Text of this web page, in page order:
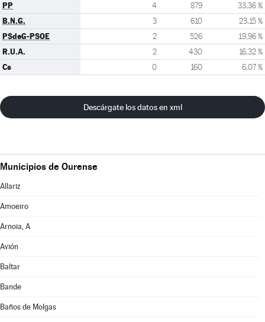
PP 4 879 33,36 %
B.N.G. 3 610 23,15 %
PSdeG-PSOE 2 526 19,96 %
R.U.A. 2 430 16,32 %
Cs 0 160 6,07 %
Descárgate los datos en xml
Municipios de Ourense
Allariz
Amoeiro
Arnoia, A
Avión
Baltar
Bande
Baños de Molgas